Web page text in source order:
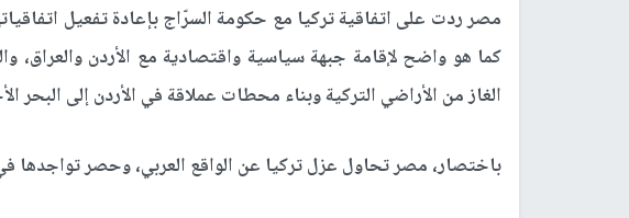
مصر ردت على اتفاقية تركيا مع حكومة السرّاج بإعادة تفعيل
كما هو واضح لإقامة جبهة سياسية واقتصادية مع الأردن
الغاز من الأراضي التركية وبناء محطات عملاقة في الأردن إلى البحر
باختصار، مصر تحاول عزل تركيا عن الواقع العربي، وحصر تواجدها